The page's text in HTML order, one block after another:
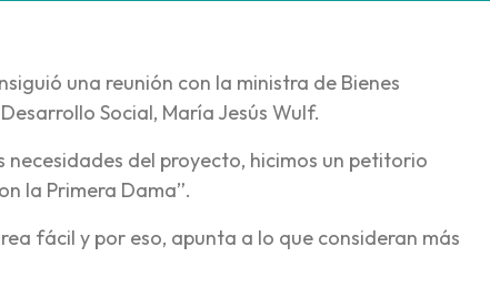
una reunión con la ministra de Bienes
Social, María Jesús Wulf.
necesidades del proyecto, hicimos un petitorio
la Primera Dama”.
fácil y por eso, apunta a lo que consideran más